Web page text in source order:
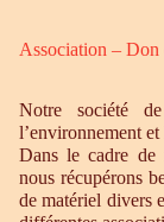
Association – Don
Notre société
l’environnement et
Dans le cadre de
nous récupérons
de matériel divers